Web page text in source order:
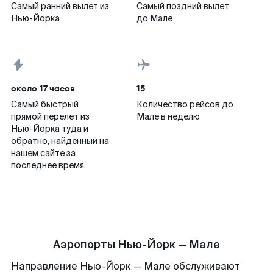
Самый ранний вылет из
Нью-Йорка
Самый поздний вылет
до Мале
около 17 часов
Самый быстрый
прямой перелет из
Нью-Йорка туда и
обратно, найденный на
нашем сайте за
последнее время
15
Количество рейсов до
Мале в неделю
Аэропорты Нью-Йорк — Мале
Направление Нью-Йорк — Мале обслуживают